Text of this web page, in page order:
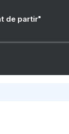
de partir"